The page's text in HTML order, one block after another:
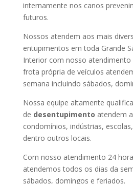
internamente nos canos
futuros.
Nossos atendem aos mais
entupimentos em toda Grande
Interior com nosso atendimento
frota própria de veículos
semana incluindo sábados,
Nossa equipe altamente
de desentupimento atendem
condomínios, indústrias,
dentro outros locais.
Com nosso atendimento 24
atendemos todos os dias da
sábados, domingos e feriados.